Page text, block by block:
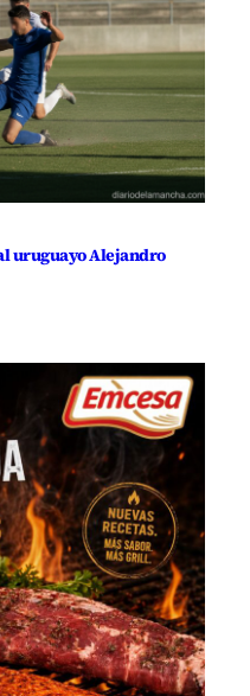
uruguayo Alejandro